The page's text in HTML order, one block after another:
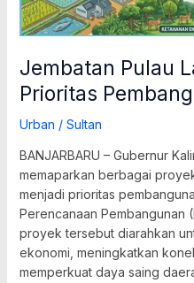
Jembatan Pulau
Prioritas
Urban / Sultan
BANJARBARU – Gubernur
memaparkan berbagai
menjadi prioritas
Perencanaan Pembangunan
proyek tersebut diarahkan
ekonomi, meningkatkan
memperkuat daya saing